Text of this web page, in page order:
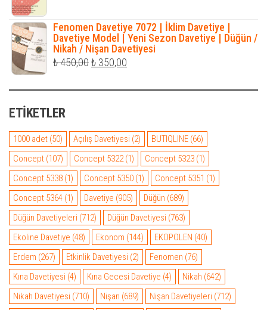
₺ 1.950,00.
Fenomen Davetiye 7072 | İklim Davetiye |
Davetiye Model | Yeni Sezon Davetiye | Düğün /
Nikah / Nişan Davetiyesi
₺450,00Orijinal
₺ 350,00
ETIKETLER
1000 adet (50) Açılış Davetiyesi (2) BUTIQLINE (66)
Concept (107) Concept 5322(1) Concept 5323 (1)
Concept 5338 (1) Concept 5350 (1) Concept 5351 (1)
Concept 5364 (1) Davetiye (905) Düğün (689)
Düğün Davetiyeleri (712) Düğün Davetiyesi (763)
Ekoline Davetiye (48) Ekonom (144) EKOPOLEN (40)
Erdem (267) Etkinlik Davetiyesi (2) Fenomen (76)
Kına Davetiyesi (4) Kına Gecesi Davetiye (4) Nikah (642)
Nikah Davetiyesi (710) Nişan (689) Nişan Davetiyeleri (712)